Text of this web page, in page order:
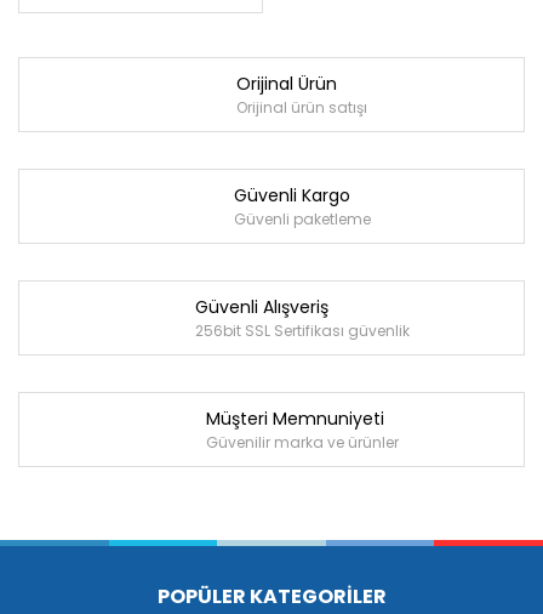
Orijinal Ürün
Orijinal ürün satışı
Güvenli Kargo
Güvenli paketleme
Güvenli Alışveriş
256bit SSL Sertifikası güvenlik
Müşteri Memnuniyeti
Güvenilir marka ve ürünler
POPÜLER KATEGORİLER